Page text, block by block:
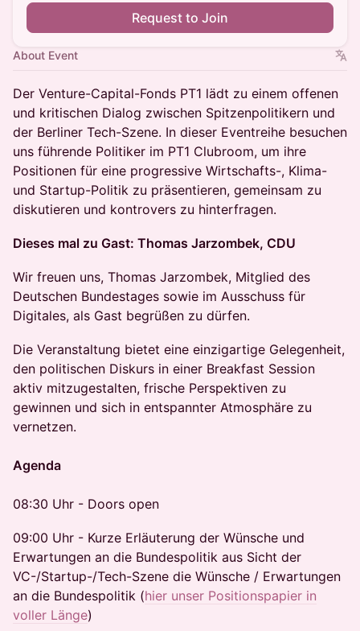
Request to Join
About Event
Der Venture-Capital-Fonds PT1 lädt zu einem offenen
und kritischen Dialog zwischen Spitzenpolitikern und
der Berliner Tech-Szene. In dieser Eventreihe besuchen
uns führende Politiker im PT1 Clubroom, um ihre
Positionen für eine progressive Wirtschafts-, Klima-
und Startup-Politik zu präsentieren, gemeinsam zu
diskutieren und kontrovers zu hinterfragen.
Dieses mal zu Gast: Thomas Jarzombek, CDU
Wir freuen uns, Thomas Jarzombek, Mitglied des
Deutschen Bundestages sowie im Ausschuss für
Digitales, als Gast begrüßen zu dürfen.
Die Veranstaltung bietet eine einzigartige Gelegenheit,
den politischen Diskurs in einer Breakfast Session
aktiv mitzugestalten, frische Perspektiven zu
gewinnen und sich in entspannter Atmosphäre zu
vernetzen.
Agenda
08:30 Uhr - Doors open
09:00 Uhr - Kurze Erläuterung der Wünsche und
Erwartungen an die Bundespolitik aus Sicht der
VC-/Startup-/Tech-Szene die Wünsche / Erwartungen
an die Bundespolitik (hier unser Positionspapier in
voller Länge)